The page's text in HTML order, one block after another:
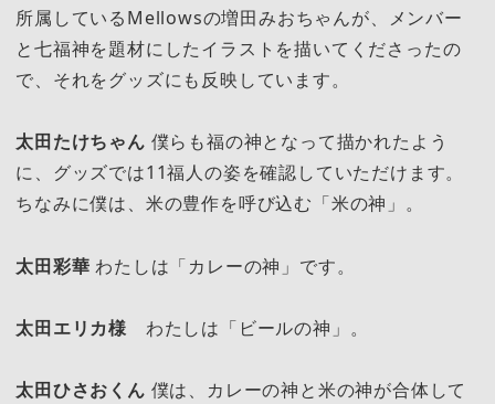
所属しているMellowsの増田みおちゃんが、メンバー
と七福神を題材にしたイラストを描いてくださったの
で、それをグッズにも反映しています。
太田たけちゃん 僕らも福の神となって描かれたよう
に、グッズでは11福人の姿を確認していただけます。
ちなみに僕は、米の豊作を呼び込む「米の神」。
太田彩華 わたしは「カレーの神」です。
太田エリカ様 わたしは「ビールの神」。
太田ひさおくん 僕は、カレーの神と米の神が合体して